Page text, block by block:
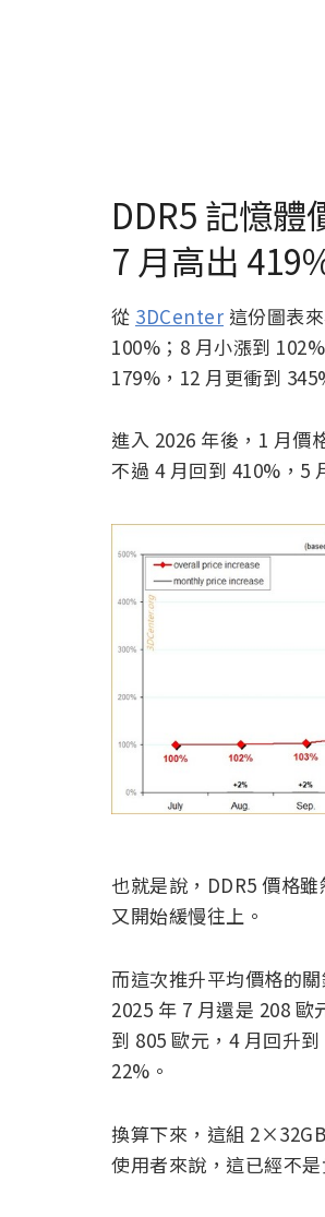
DDR5 記憶
7 月高出
從 3DCenter 這份圖表
100%；8 月小漲到
179%，12 月更衝到
進入 2026 年後，1 月價
不過 4 月回到 410%，5
也就是說，DDR5 價格
又開始緩慢往上。
而這次推升平均價格的
2025 年 7 月還是 208
到 805 歐元，4 月回升
22%。
換算下來，這組
使用者來說，這已經不